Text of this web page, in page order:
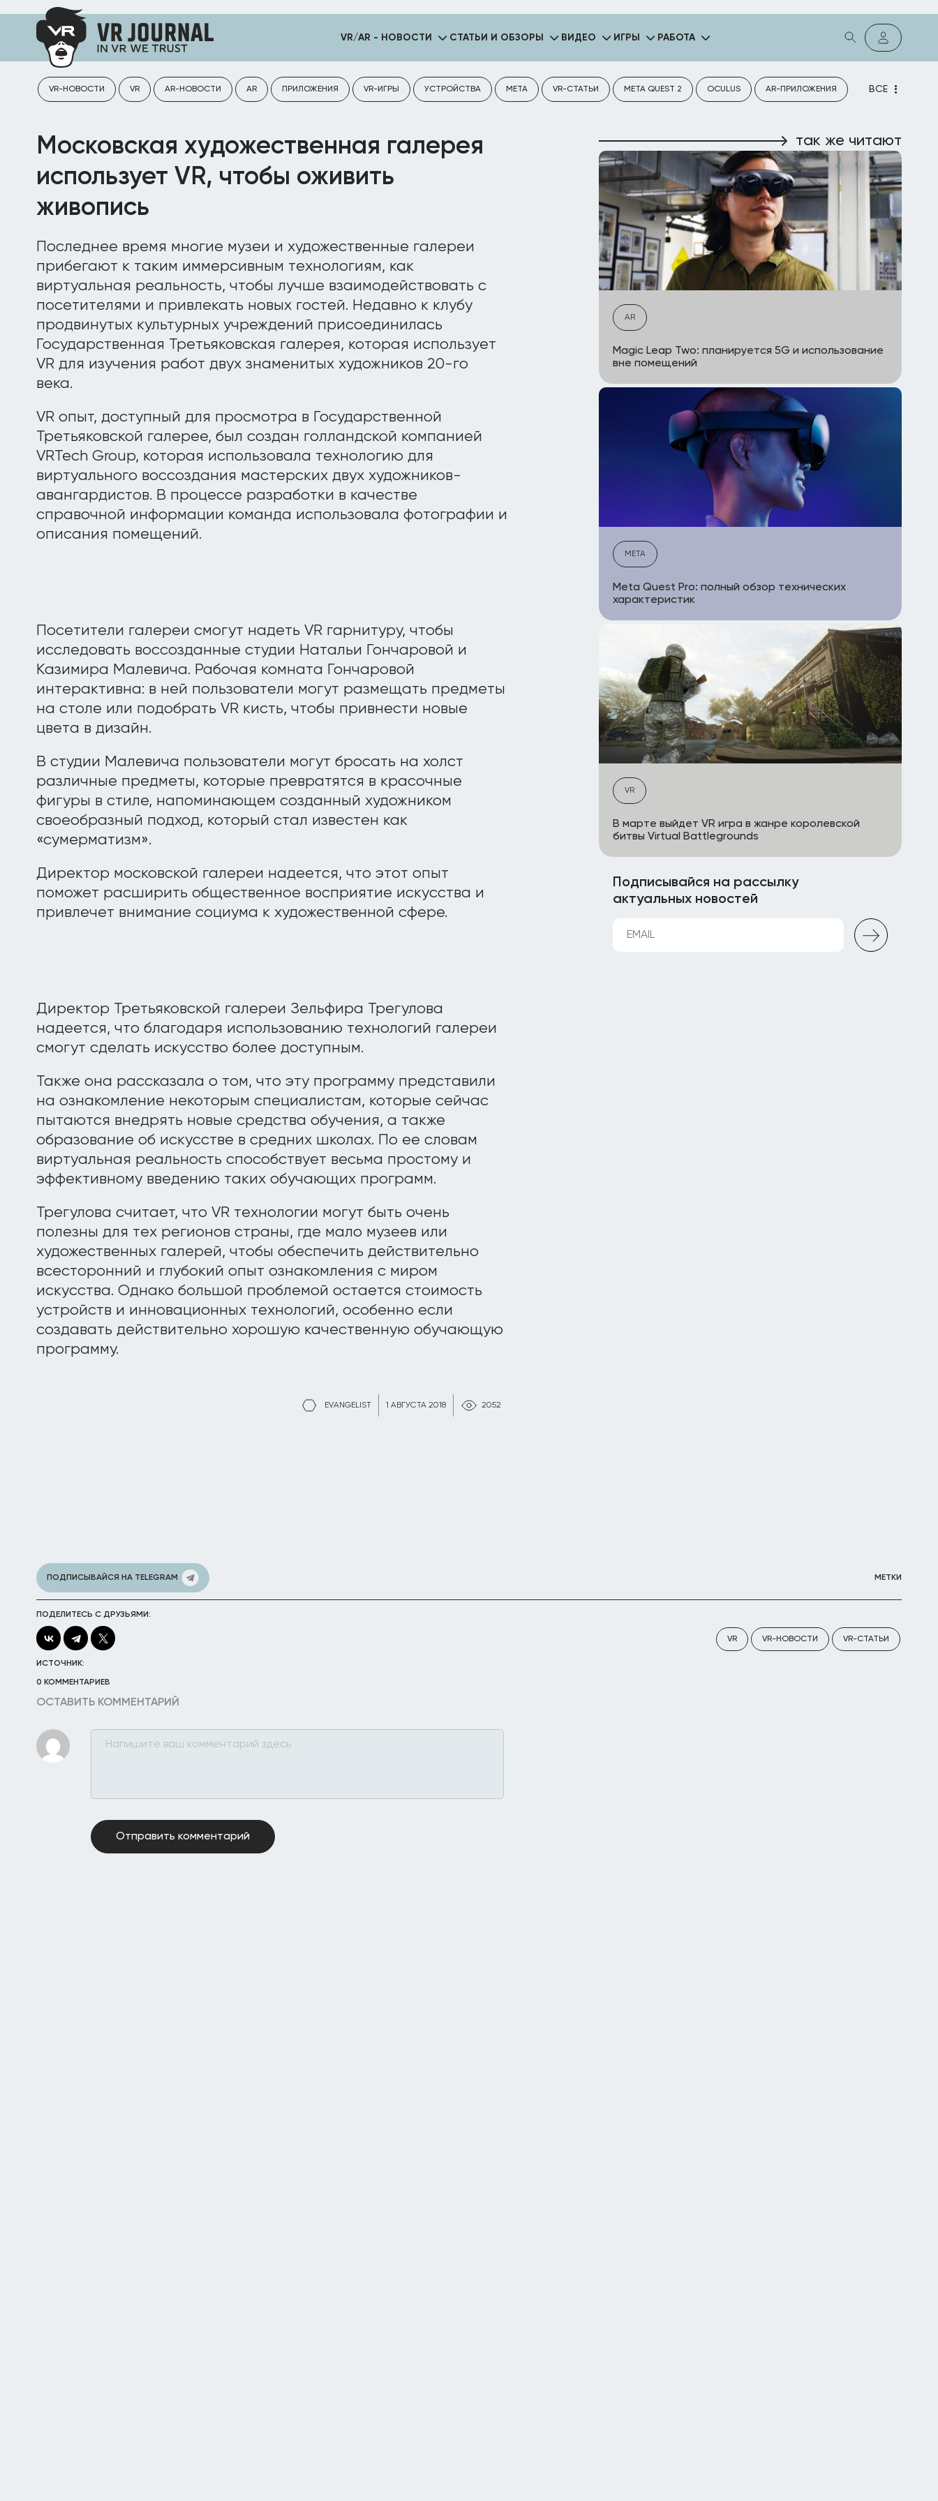
VR/AR - НОВОСТИ СТАТЬИ И ОБЗОРЫ ВИДЕО ИГРЫ РАБОТА
VR-НОВОСТИ VR AR-НОВОСТИ AR ПРИЛОЖЕНИЯ VR-ИГРЫ УСТРОЙСТВА META VR-СТАТЬИ META QUEST 2 OCULUS AR-ПРИЛОЖЕНИЯ ВСЕ
EVANGELIST 1 АВГУСТА 2018 2052
Московская художественная галерея
использует VR, чтобы оживить
живопись
Последнее время многие музеи и художественные галереи
прибегают к таким иммерсивным технологиям, как
виртуальная реальность, чтобы лучше взаимодействовать с
посетителями и привлекать новых гостей. Недавно к клубу
продвинутых культурных учреждений присоединилась
Государственная Третьяковская галерея, которая использует
VR для изучения работ двух знаменитых художников 20-го
века.
VR опыт, доступный для просмотра в Государственной
Третьяковской галерее, был создан голландской компанией
VRTech Group, которая использовала технологию для
виртуального воссоздания мастерских двух художников-
авангардистов. В процессе разработки в качестве
справочной информации команда использовала фотографии и
описания помещений.
Посетители галереи смогут надеть VR гарнитуру, чтобы
исследовать воссозданные студии Натальи Гончаровой и
Казимира Малевича. Рабочая комната Гончаровой
интерактивна: в ней пользователи могут размещать предметы
на столе или подобрать VR кисть, чтобы привнести новые
цвета в дизайн.
В студии Малевича пользователи могут бросать на холст
различные предметы, которые превратятся в красочные
фигуры в стиле, напоминающем созданный художником
своеобразный подход, который стал известен как
«сумерматизм».
Директор московской галереи надеется, что этот опыт
поможет расширить общественное восприятие искусства и
привлечет внимание социума к художественной сфере.
Директор Третьяковской галереи Зельфира Трегулова
надеется, что благодаря использованию технологий галереи
смогут сделать искусство более доступным.
Также она рассказала о том, что эту программу представили
на ознакомление некоторым специалистам, которые сейчас
пытаются внедрять новые средства обучения, а также
образование об искусстве в средних школах. По ее словам
виртуальная реальность способствует весьма простому и
эффективному введению таких обучающих программ.
Трегулова считает, что VR технологии могут быть очень
полезны для тех регионов страны, где мало музеев или
художественных галерей, чтобы обеспечить действительно
всесторонний и глубокий опыт ознакомления с миром
искусства. Однако большой проблемой остается стоимость
устройств и инновационных технологий, особенно если
создавать действительно хорошую качественную обучающую
программу.
так же читают
AR
Magic Leap Two: планируется 5G и использование
вне помещений
META
Meta Quest Pro: полный обзор технических
характеристик
VR
В марте выйдет VR игра в жанре королевской
битвы Virtual Battlegrounds
Подписывайся на рассылку
актуальных новостей
ПОДПИСЫВАЙСЯ НА TELEGRAM МЕТКИ
ПОДЕЛИТЕСЬ С ДРУЗЬЯМИ:
VR VR-НОВОСТИ VR-СТАТЬИ
ИСТОЧНИК:
0 КОММЕНТАРИЕВ
ОСТАВИТЬ КОММЕНТАРИЙ